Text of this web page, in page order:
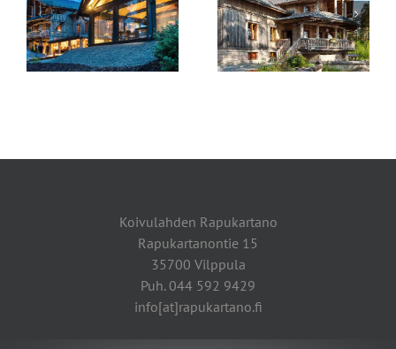
Rapukartano terassit
Kokoustila
Rapumestarin kellari
Koivulahden Rapukartano
Rapukartanontie 15
35700 Vilppula
Puh. 044 592 9429
info[at]rapukartano.fi